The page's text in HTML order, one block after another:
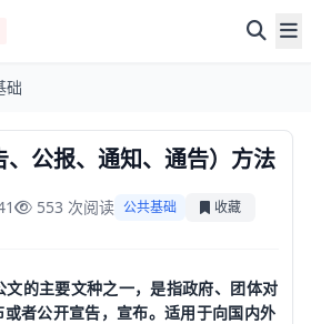
础
、公报、通知、通告）方法
553 次阅读 公共基础 收藏
的主要文种之一，是指政府、团体对
者公开宣告，宣布。适用于向国内外